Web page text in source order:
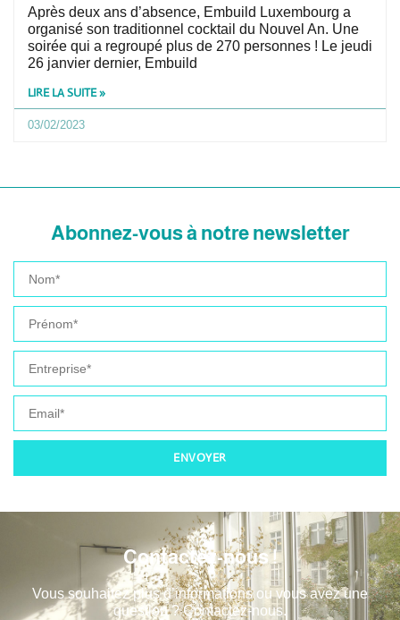
Après deux ans d’absence, Embuild Luxembourg a
organisé son traditionnel cocktail du Nouvel An. Une
soirée qui a regroupé plus de 270 personnes ! Le jeudi
26 janvier dernier, Embuild
LIRE LA SUITE »
03/02/2023
Contactez-nous !
Vous souhaitez plus d’informations ou vous avez une
question ? Contactez-nous.
Abonnez-vous à notre newsletter
ENVOYER